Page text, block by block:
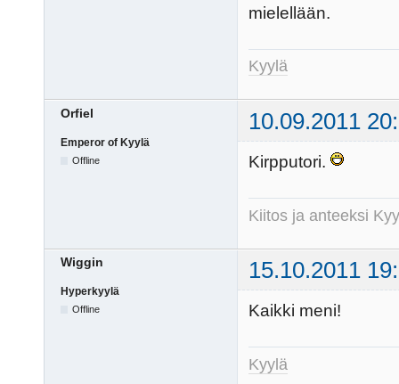
mielellään.
Kyylä
Orfiel 10.09.2011
Emperor of Kyylä
Offline Kirpputori.
Kiitos ja anteeksi
Wiggin 15.10.2011
Hyperkyylä
Offline Kaikki meni!
Kyylä